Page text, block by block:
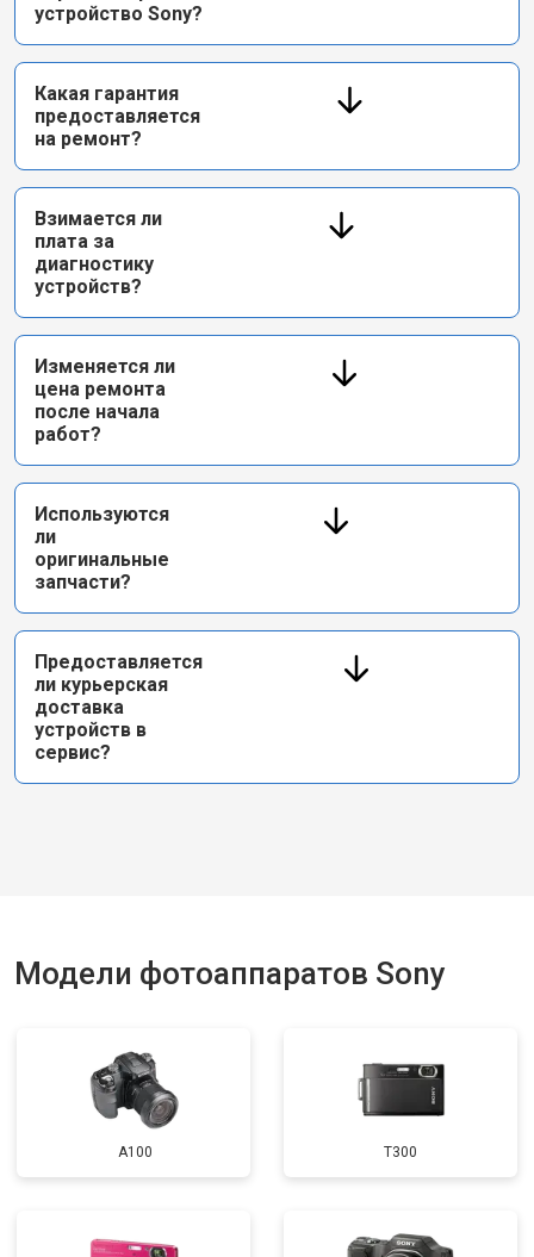
устройство Sony?
Какая гарантия
предоставляется
на ремонт?
Взимается ли
плата за
диагностику
устройств?
Изменяется ли
цена ремонта
после начала
работ?
Используются
ли
оригинальные
запчасти?
Предоставляется
ли курьерская
доставка
устройств в
сервис?
Модели фотоаппаратов Sony
A100 T300